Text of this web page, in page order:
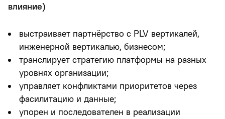
влияние)
выстраивает партнёрство с PLV вертикалей,
инженерной вертикалью, бизнесом;
транслирует стратегию платформы на разных
уровнях организации;
управляет конфликтами приоритетов через
фасилитацию и данные;
упорен и последователен в реализации